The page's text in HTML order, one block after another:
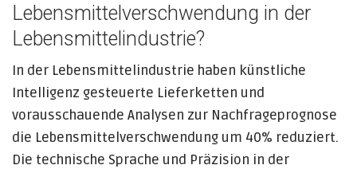
Lebensmittelverschwendung in der
Lebensmittelindustrie?
In der Lebensmittelindustrie haben künstliche
Intelligenz gesteuerte Lieferketten und
vorausschauende Analysen zur Nachfrageprognose
die Lebensmittelverschwendung um 40% reduziert.
Die technische Sprache und Präzision in der